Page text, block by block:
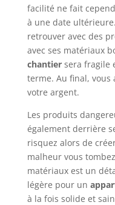
facilité ne fait
à une date
retrouver avec des
avec ses matériaux
chantiersera fragile
terme. Au final,
votre argent.
Les produits
également derrière
risquez alors de
malheur vous
matériaux est un
légère pour un
à la fois solide et